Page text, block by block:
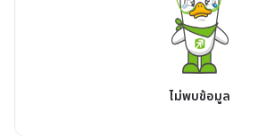
ไม่พบข้อมูล